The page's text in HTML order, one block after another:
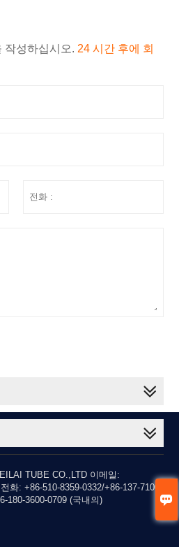

작성하십시오. 24 시간 후에 회
TUBE CO.,LTD 이메일:
화: +86-510-8359-0332/+86-137-7100-
180-3600-0709 (국내의)